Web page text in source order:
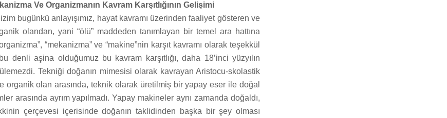
Ve Organizmanın Kavram Karşıtlığının Gelişimi
bugünkü anlayışımız, hayat kavramı üzerinden faaliyet gösteren ve
olandan, yani “ölü” maddeden tanımlayan bir temel ara hattına
“mekanizma” ve “makine”nin karşıt kavramı olarak teşekkül
denli aşina olduğumuz bu kavram karşıtlığı, daha 18’inci yüzyılın
Tekniği doğanın mimesisi olarak kavrayan Aristocu-skolastik
organik olan arasında, teknik olarak üretilmiş bir yapay eser ile doğal
arasında ayrım yapılmadı. Yapay makineler aynı zamanda doğaldı,
çerçevesi içerisinde doğanın taklidinden başka bir şey olması